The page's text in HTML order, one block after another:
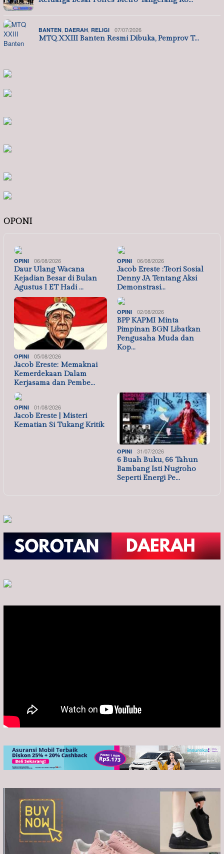
BANTEN DAERAH RELIGI 07/07/2026
MTQ XXIII Banten Resmi Dibuka, Pemprov T…
OPONI
OPINI 06/08/2026
Daur Ulang Wacana
Kejadian Besar di Bulan
Agustus I ET Hadi …
OPINI 06/08/2026
Jacob Ereste :Teori Sosial
Denny JA Tentang Aksi
Demonstrasi…
OPINI 05/08/2026
Jacob Ereste: Memaknai
Kemerdekaan Dalam
Kerjasama dan Pembe…
OPINI 02/08/2026
BPP KAPMI Minta
Pimpinan BGN Libatkan
Pengusaha Muda dan
Kop…
OPINI 01/08/2026
Jacob Ereste | Misteri
Kematian Si Tukang Kritik
OPINI 31/07/2026
6 Buah Buku, 66 Tahun
Bambang Isti Nugroho
Seperti Energi Pe…